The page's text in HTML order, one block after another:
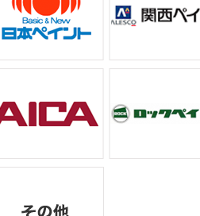
2025/12/27
年末年始のお知らせ＊横
高配を賜り、厚くお礼申
2025/11/18
みなさんこんにちは
＊湘南の外壁塗装
大変ご無沙汰して
かわかりますか？ そ
2021/06/28
サーフレッスン
＊湘
久しぶりのサーフィン